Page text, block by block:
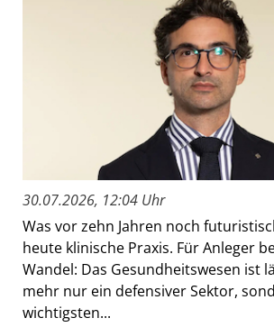
30.07.2026, 12:04 Uhr
Was vor zehn Jahren noch
heute klinische Praxis. Für Anleger
Wandel: Das Gesundheitswesen ist
mehr nur ein defensiver Sektor,
wichtigsten...